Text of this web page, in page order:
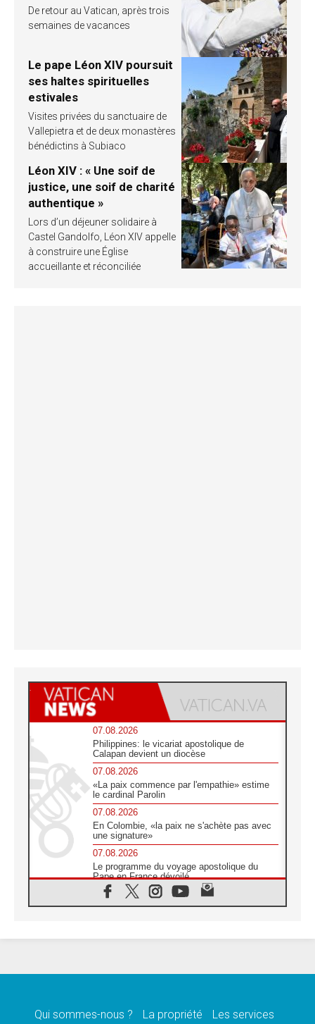
De retour au Vatican, après trois
semaines de vacances
Le pape Léon XIV poursuit
ses haltes spirituelles
estivales
Visites privées du sanctuaire de
Vallepietra et de deux monastères
bénédictins à Subiaco
Léon XIV : « Une soif de
justice, une soif de charité
authentique »
Lors d’un déjeuner solidaire à
Castel Gandolfo, Léon XIV appelle
à construire une Église
accueillante et réconciliée
07.08.2026
Philippines: le vicariat apostolique de
Calapan devient un diocèse
07.08.2026
«La paix commence par l'empathie» estime
le cardinal Parolin
07.08.2026
En Colombie, «la paix ne s'achète pas avec
une signature»
07.08.2026
Le programme du voyage apostolique du
Pape en France dévoilé
07.08.2026
1ère Conférence continentale sur l'éducation
07.08.2026
07.08.2026
Qui sommes-nous ? La propriété Les services